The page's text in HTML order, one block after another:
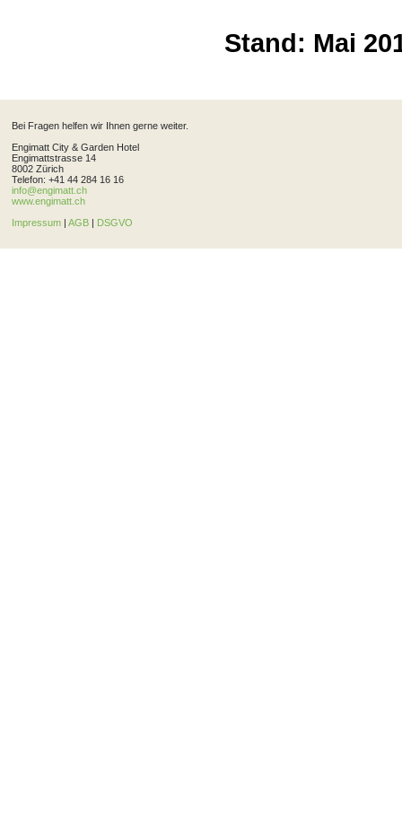
Stand: Mai
Bei Fragen helfen wir Ihnen gerne weiter.
Engimatt City & Garden Hotel
Engimattstrasse 14
8002 Zürich
Telefon: +41 44 284 16 16
info@engimatt.ch
www.engimatt.ch
Impressum
AGB DSGVO